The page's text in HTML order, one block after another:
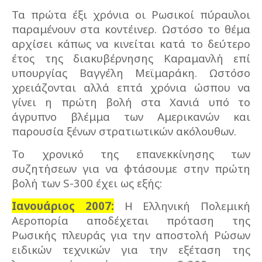
Τα πρώτα έξι χρόνια οι Ρωσικοί πύραυλοι
παραμένουν στα κοντέινερ. Ωστόσο το θέμα
αρχίσει κάπως να κινείται κατά το δεύτερο
έτος της διακυβέρνησης Καραμανλή επί
υπουργίας Βαγγέλη Μεϊμαράκη. Ωστόσο
χρειάζονται αλλά επτά χρόνια ώσπου να
γίνει η πρώτη βολή στα Χανιά υπό το
άγρυπνο βλέμμα των Αμερικανών και
παρουσία ξένων στρατιωτικών ακόλουθων.
Το χρονικό της επανεκκίνησης των
συζητήσεων για να φτάσουμε στην πρώτη
βολή των S-300 έχει ως εξής:
Ιανουάριος 2007: Η Ελληνική Πολεμική
Αεροπορία αποδέχεται πρόταση της
Ρωσικής πλευράς για την αποστολή Ρώσων
ειδικών τεχνικών για την εξέταση της